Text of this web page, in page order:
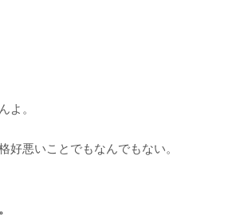
よ。
好悪いことでもなんでもない。